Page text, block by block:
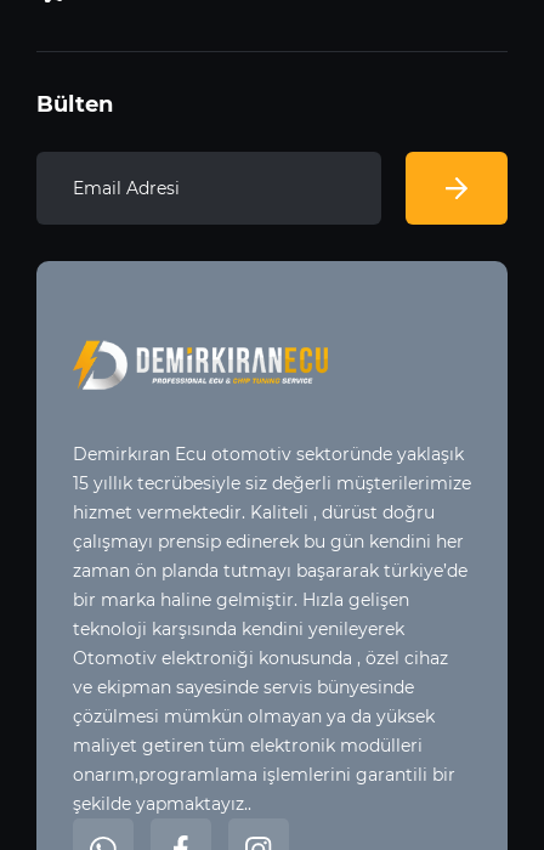
Bülten
Demirkıran Ecu otomotiv sektoründe yaklaşık
15 yıllık tecrübesiyle siz değerli müşterilerimize
hizmet vermektedir. Kaliteli , dürüst doğru
çalışmayı prensip edinerek bu gün kendini her
zaman ön planda tutmayı başararak türkiye’de
bir marka haline gelmiştir. Hızla gelişen
teknoloji karşısında kendini yenileyerek
Otomotiv elektroniği konusunda , özel cihaz
ve ekipman sayesinde servis bünyesinde
çözülmesi mümkün olmayan ya da yüksek
maliyet getiren tüm elektronik modülleri
onarım,programlama işlemlerini garantili bir
şekilde yapmaktayız..